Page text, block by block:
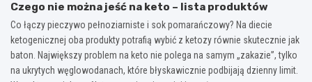
Czego nie można jeść na keto – lista produktów
Co łączy pieczywo pełnoziarniste i sok pomarańczowy? Na diecie
ketogenicznej oba produkty potrafią wybić z ketozy równie skutecznie jak
baton. Największy problem na keto nie polega na samym „zakazie”, tylko
na ukrytych węglowodanach, które błyskawicznie podbijają dzienny limit.